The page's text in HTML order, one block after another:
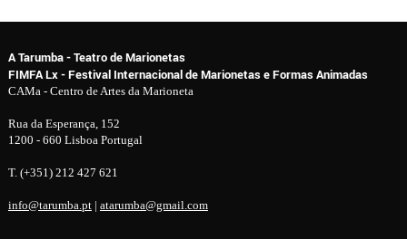
A Tarumba - Teatro de Marionetas
FIMFA Lx - Festival Internacional de Marionetas e Formas Animadas
CAMa - Centro de Artes da Marioneta
Rua da Esperança, 152
1200 - 660 Lisboa Portugal
T. (+351) 212 427 621
info@tarumba.pt| atarumba@gmail.com